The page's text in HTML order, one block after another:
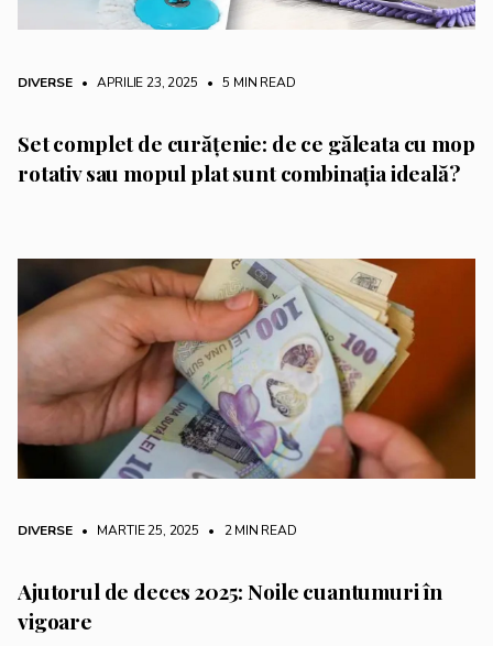
DIVERSE • APRILIE 23, 2025 • 5 MIN READ
Set complet de curățenie: de ce găleata cu mop
rotativ sau mopul plat sunt combinația ideală?
DIVERSE • MARTIE 25, 2025 • 2 MIN READ
Ajutorul de deces 2025: Noile cuantumuri în
vigoare